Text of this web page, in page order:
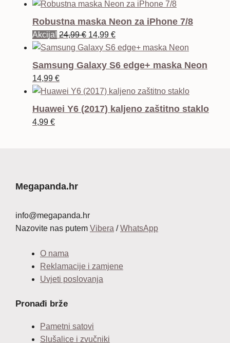
Robustna maska Neon za iPhone 7/8
Akcija! 24,99€ Izvorna
cijena
bila
14,99 €Trenutna
cijena
14,99 €.
Samsung Galaxy S6 edge+ maska Neon
14,99 €
Huawei Y6 (2017) kaljeno zaštitno staklo
4,99 €
Megapanda.hr
info@megapanda.hr
Nazovite nas putem Vibera /WhatsApp
O nama
Reklamacije i zamjene
Uvjeti poslovanja
Pronađi brže
Pametni satovi
Slušalice i zvučniki